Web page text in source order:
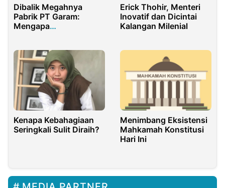
Dibalik Megahnya
Pabrik PT Garam:
Mengapa
Terhimpit?
Erick Thohir, Menteri
Inovatif dan Dicintai
Kalangan Milenial
Kenapa Kebahagiaan
Seringkali Sulit Diraih?
Menimbang Eksistensi
Mahkamah Konstitusi
Hari Ini